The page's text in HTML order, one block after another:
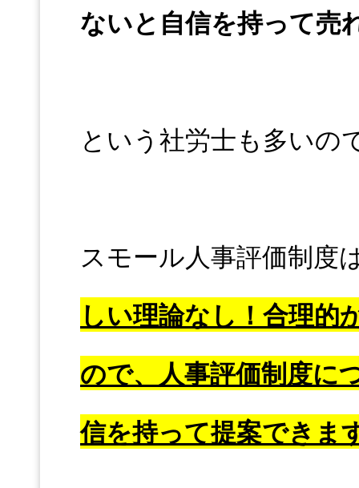
ないと自信を持って売
という社労士も多いの
スモール人事評価制度
しい理論なし！合理的
ので、人事評価制度に
信を持って提案できま